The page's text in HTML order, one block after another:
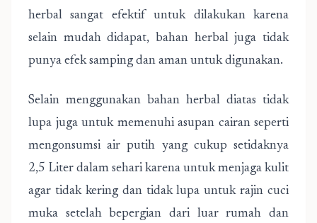
herbal sangat efektif untuk dilakukan karena
selain mudah didapat, bahan herbal juga tidak
punya efek samping dan aman untuk digunakan.
Selain menggunakan bahan herbal diatas tidak
lupa juga untuk memenuhi asupan cairan seperti
mengonsumsi air putih yang cukup setidaknya
2,5 Liter dalam sehari karena untuk menjaga kulit
agar tidak kering dan tidak lupa untuk rajin cuci
muka setelah bepergian dari luar rumah dan